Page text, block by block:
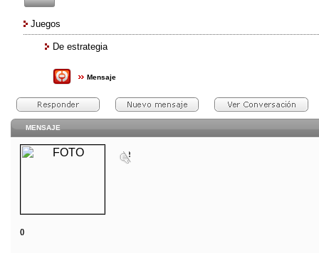
Juegos
De estrategia
Mensaje
MENSAJE
()